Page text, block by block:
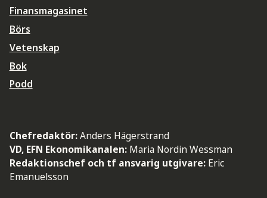
Finansmagasinet
Börs
Vetenskap
Bok
Podd
Chefredaktör:Anders Hägerstrand
VD, EFN Ekonomikanalen: Maria Nordin Wessman
Redaktionschef och tf ansvarig utgivare: Eric
Emanuelsson